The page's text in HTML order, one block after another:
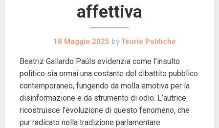
affettiva
18 Maggio 2025 byTeorie Politiche
Beatriz Gallardo Paúls evidenzia come l’insulto
politico sia ormai una costante del dibattito pubblico
contemporaneo, fungendo da molla emotiva per la
disinformazione e da strumento di odio. L’autrice
ricostruisce l’evoluzione di questo fenomeno, che
pur radicato nella tradizione parlamentare